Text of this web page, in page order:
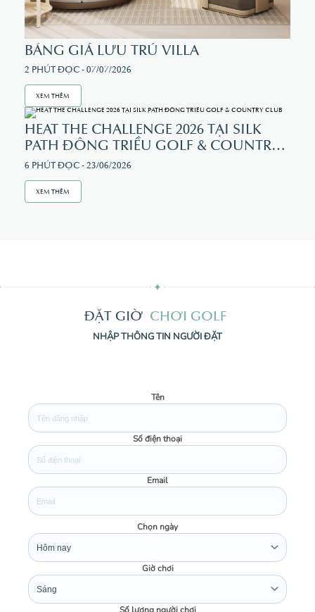
SOCIAL MEDIA
Facebook
Instagram
BẢNG GIÁ LƯU TRÚ VILLA
2 PHÚT ĐỌC - 07/07/2026
XEM THÊM
HEAT THE CHALLENGE 2026 TẠI SILK
PATH ĐÔNG TRIỀU GOLF & COUNTRY
CLUB
6 PHÚT ĐỌC - 23/06/2026
XEM THÊM
ĐẶTGIỜ CHƠI GOLF
NHẬP THÔNG TIN NGƯỜI ĐẶT
Tên
Số điện thoại
Email
Chọn ngày
Giờ chơi